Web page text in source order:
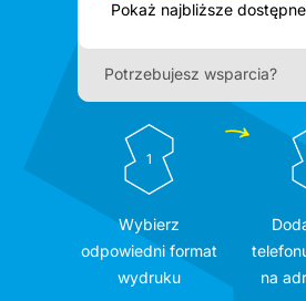
Potrzebujesz wsparcia?
1
Wybierz
odpowiedni format
wydruku
na